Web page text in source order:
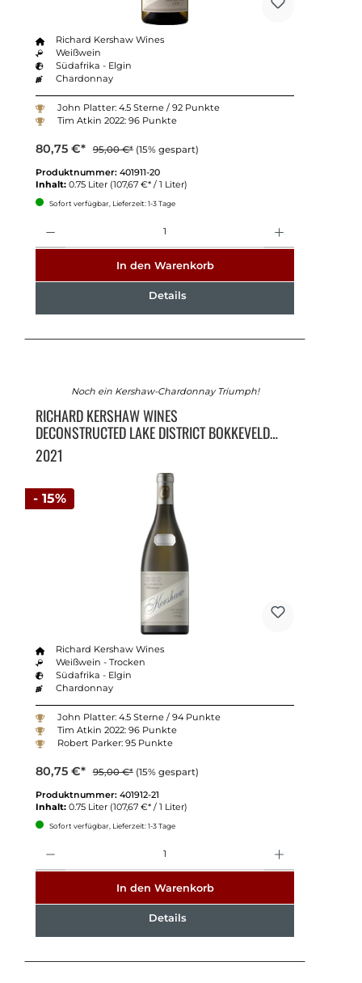
Richard Kershaw Wines
Weißwein
Südafrika - Elgin
Chardonnay
John Platter: 4.5 Sterne / 92 Punkte
Tim Atkin 2022: 96 Punkte
80,75 €* 95,00 €* (15% gespart)
Produktnummer: 401911-20
Inhalt: 0.75 Liter (107,67 €* / 1 Liter)
Sofort verfügbar, Lieferzeit: 1-3 Tage
In den Warenkorb
Details
- 15%
Noch ein Kershaw-Chardonnay Triumph!
RICHARD KERSHAW WINES
DECONSTRUCTED LAKE DISTRICT BOKKEVELD
SHALE CY96
2021
Richard Kershaw Wines
Weißwein - Trocken
Südafrika - Elgin
Chardonnay
John Platter: 4.5 Sterne / 94 Punkte
Tim Atkin 2022: 96 Punkte
Robert Parker: 95 Punkte
80,75 €* 95,00 €* (15% gespart)
Produktnummer: 401912-21
Inhalt: 0.75 Liter (107,67 €* / 1 Liter)
Sofort verfügbar, Lieferzeit: 1-3 Tage
In den Warenkorb
Details